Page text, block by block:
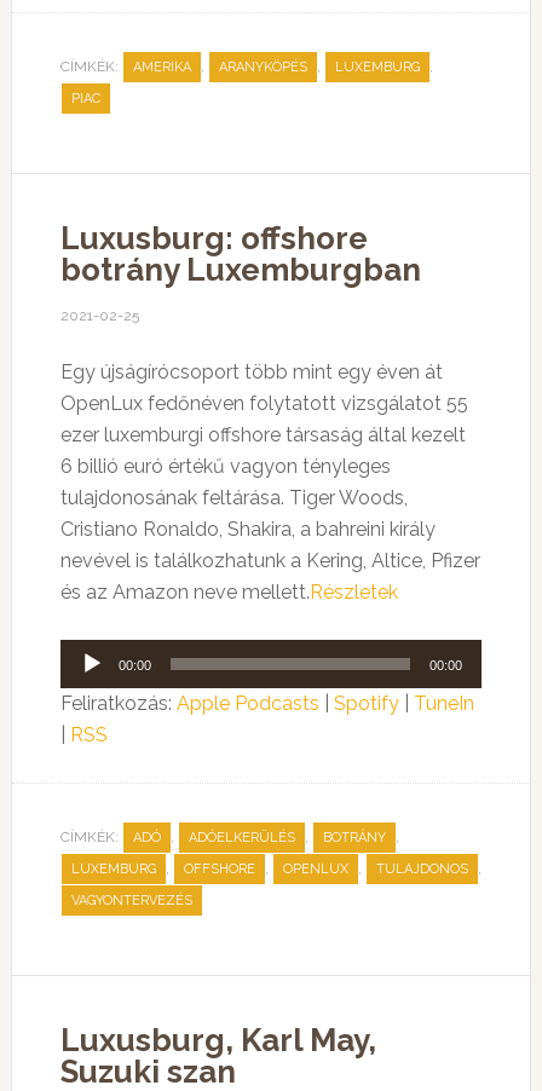
CÍMKÉK: AMERIKA , ARANYKÖPÉS , LUXEMBURG ,
PIAC
Luxusburg: offshore
botrány Luxemburgban
2021-02-25
Egy újságírócsoport több mint egy éven át
OpenLux fedőnéven folytatott vizsgálatot 55
ezer luxemburgi offshore társaság által kezelt
6 billió euró értékű vagyon tényleges
tulajdonosának feltárása. Tiger Woods,
Cristiano Ronaldo, Shakira, a bahreini király
nevével is találkozhatunk a Kering, Altice, Pfizer
és az Amazon neve mellett.Részletek
Audió
lejátszó
00:00 00:00
Feliratkozás: Apple Podcasts Spotify| TuneIn
RSS
CÍMKÉK: ADÓ , ADÓELKERÜLÉS , BOTRÁNY ,
LUXEMBURG , OFFSHORE , OPENLUX , TULAJDONOS ,
VAGYONTERVEZÉS
Luxusburg, Karl May,
Suzuki szan